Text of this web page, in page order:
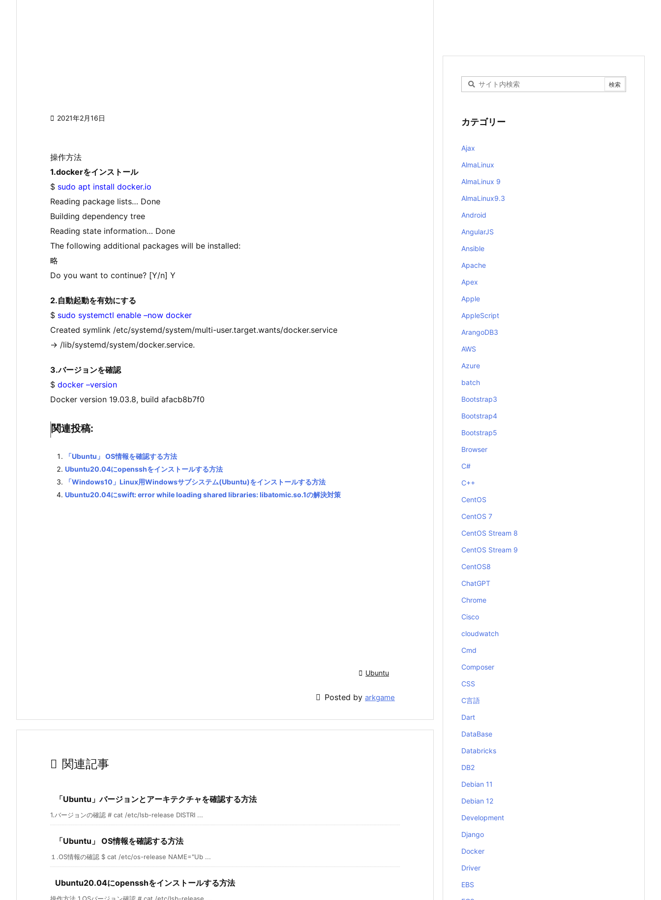
 2021年2月16日
操作方法
1.dockerをインストール
$ sudo apt install docker.io
Reading package lists… Done
Building dependency tree
Reading state information… Done
The following additional packages will be installed:
略
Do you want to continue? [Y/n] Y
2.自動起動を有効にする
$ sudo systemctl enable –now docker
Created symlink /etc/systemd/system/multi-user.target.wants/docker.service
→ /lib/systemd/system/docker.service.
3.バージョンを確認
$ docker –version
Docker version 19.03.8, build afacb8b7f0
関連投稿:
「Ubuntu」 OS情報を確認する方法
Ubuntu20.04にopensshをインストールする方法
「Windows10」Linux用Windowsサブシステム(Ubuntu)をインストールする方法
Ubuntu20.04にswift: error while loading shared libraries: libatomic.so.1の解決対策
 Ubuntu
 Posted by arkgame
 関連記事
「Ubuntu」バージョンとアーキテクチャを確認する方法
1.バージョンの確認 # cat /etc/lsb-release DISTRI ...
「Ubuntu」 OS情報を確認する方法
１.OS情報の確認 $ cat /etc/os-release NAME="Ub ...
Ubuntu20.04にopensshをインストールする方法
操作方法 1.OSバージョン確認 # cat /etc/lsb-release ...
カテゴリー
Ajax
AlmaLinux
AlmaLinux 9
AlmaLinux9.3
Android
AngularJS
Ansible
Apache
Apex
Apple
AppleScript
ArangoDB3
AWS
Azure
batch
Bootstrap3
Bootstrap4
Bootstrap5
Browser
C#
C++
CentOS
CentOS 7
CentOS Stream 8
CentOS Stream 9
CentOS8
ChatGPT
Chrome
Cisco
cloudwatch
Cmd
Composer
CSS
C言語
Dart
DataBase
Databricks
DB2
Debian 11
Debian 12
Development
Django
Docker
Driver
EBS